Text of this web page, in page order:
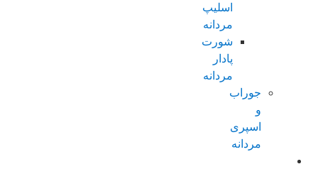
اسلیپ
مردانه
شورت
پادار
مردانه
جوراب
و
اسپری
مردانه